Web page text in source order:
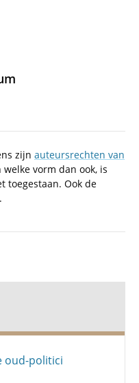
zijn auteursrechten van
vorm dan ook, is
toegestaan. Ook de
oud-politici